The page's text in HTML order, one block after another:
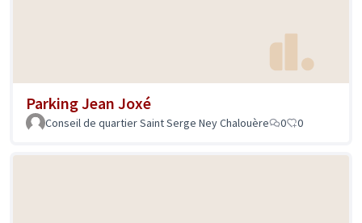
Parking Jean Joxé
Conseil de quartier Saint Serge Ney Chalouère 0 0